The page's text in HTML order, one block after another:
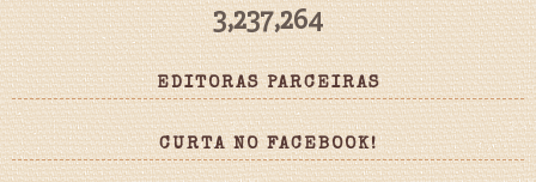
3,237,264
EDITORAS PARCEIRAS
CURTA NO FACEBOOK!